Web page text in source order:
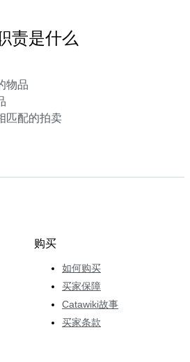
术的职业生涯。他坚信历史使一
是努力寻找这样的有趣的故事，并
不会忘记那些刚刚起步的收藏家
触一些负担得起的物品，与此同
顶级专业的作品。
责是什么
物品
匹配的拍卖
购买
如何购买
买家保障
Catawiki故事
买家条款